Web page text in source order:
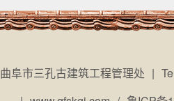
曲阜市三孔古建筑工程管理处 |